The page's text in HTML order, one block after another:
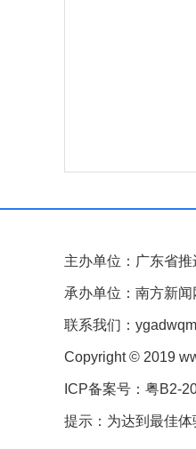
主办单位：广东省
承办单位：南方新闻
联系我们：
Copyright © 2019
ICP备案号：粤B2-
提示：为达到最佳体